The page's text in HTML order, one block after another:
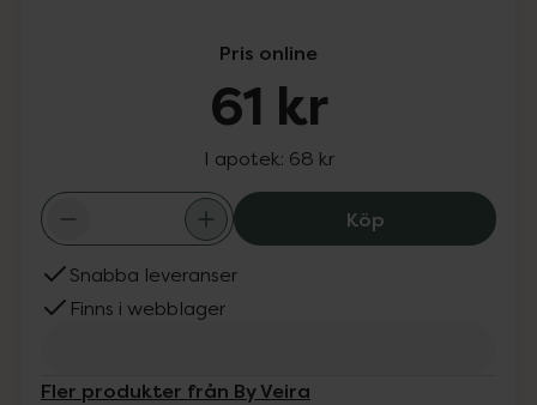
Pris online
61 kr
I apotek: 68 kr
KöpBy Veira
Snabba leveranser
Finns i webblager
Fler produkter från By Veira